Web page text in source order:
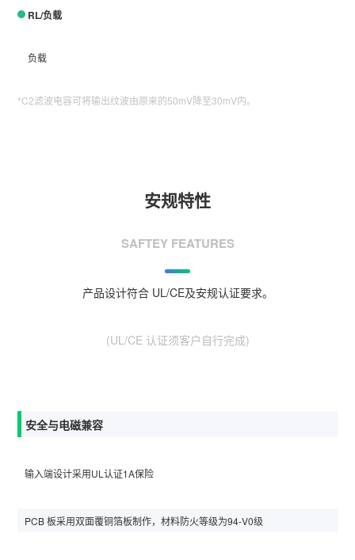
RL/负载
负载
*C2滤波电容可将输出纹波由原来的50mV降至30mV内。
安规特性
SAFTEY FEATURES
产品设计符合 UL/CE及安规认证要求。
(UL/CE 认证须客户自行完成)
安全与电磁兼容
输入端设计采用UL认证1A保险
PCB 板采用双面覆铜箔板制作，材料防火等级为94-V0级